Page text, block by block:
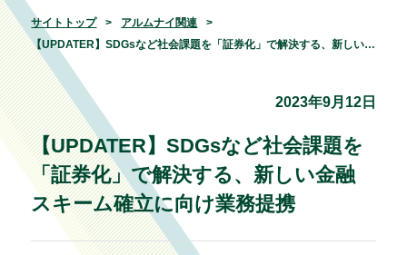
サイトトップ
アルムナイ関連
【UPDATER】SDGsなど社会課題を「証券化」で解決する、新しい金融スキーム確立に向け業務提携
2023年9月12日
【UPDATER】SDGsなど社会課題を
「証券化」で解決する、新しい金融
スキーム確立に向け業務提携